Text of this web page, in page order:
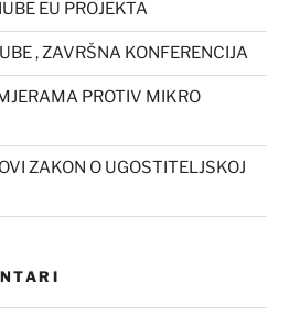
EU PROJEKTA
, ZAVRŠNA KONFERENCIJA
PROTIV MIKRO
ZAKON O UGOSTITELJSKOJ